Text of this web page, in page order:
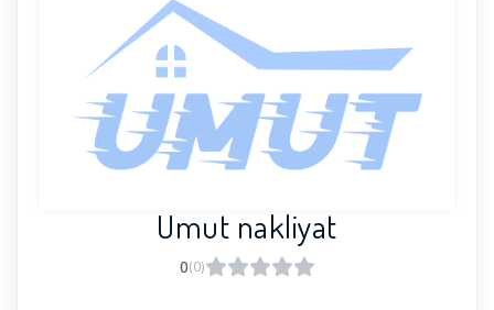
Umut nakliyat
0(0)